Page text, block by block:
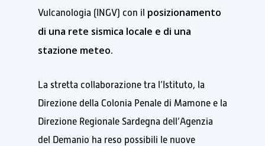
Vulcanologia (INGV) con il posizionamento
di una rete sismica locale e di una
stazione meteo.
La stretta collaborazione tra l’Istituto, la
Direzione della Colonia Penale di Mamone e la
Direzione Regionale Sardegna dell’Agenzia
del Demanio ha reso possibili le nuove